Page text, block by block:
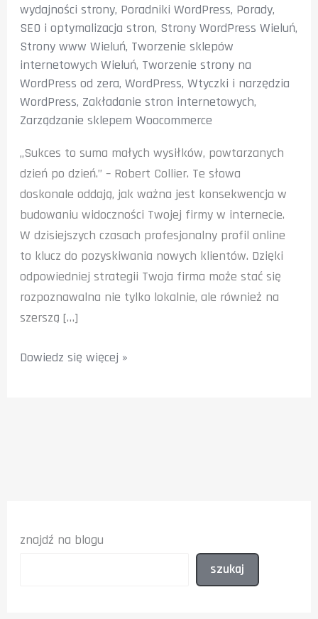
wydajności strony, Poradniki WordPress, Porady,
SEO i optymalizacja stron, Strony WordPress Wieluń,
Strony www Wieluń, Tworzenie sklepów
internetowych Wieluń, Tworzenie strony na
WordPress od zera,WordPress,Wtyczki i narzędzia
WordPress, Zakładanie stron internetowych,
Zarządzanie sklepem Woocommerce
„Sukces to suma małych wysiłków, powtarzanych
dzień po dzień.” – Robert Collier. Te słowa
doskonale oddają, jak ważna jest konsekwencja w
budowaniu widoczności Twojej firmy w internecie.
W dzisiejszych czasach profesjonalny profil online
to klucz do pozyskiwania nowych klientów. Dzięki
odpowiedniej strategii Twoja firma może stać się
rozpoznawalna nie tylko lokalnie, ale również na
szerszą […]
Twoja
Dowiedz się więcej »
znajdź na blogu
szukaj